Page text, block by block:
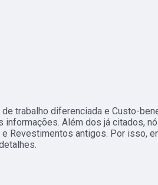
trabalho diferenciada e Custo-
informações. Além dos já citados,
Revestimentos antigos. Por isso,